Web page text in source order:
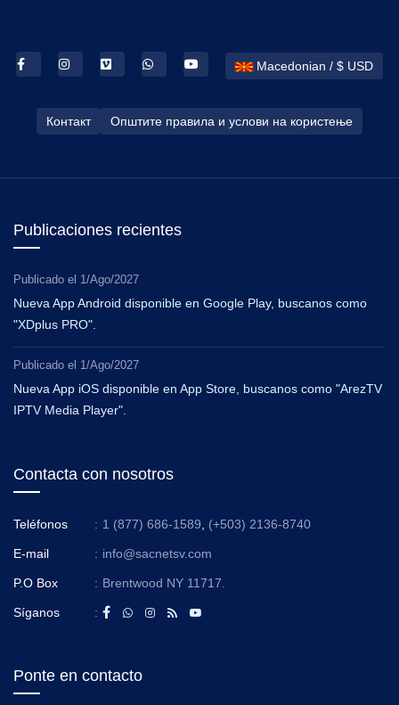
Macedonian / $ USD
Контакт Општите правила и услови на користење
Publicaciones recientes
Publicado el 1/Ago/2027
Nueva App Android disponible en Google Play, buscanos como
"XDplus PRO".
Publicado el 1/Ago/2027
Nueva App iOS disponible en App Store, buscanos como "ArezTV
IPTV Media Player".
Contacta con nosotros
Teléfonos : 1 (877) 686-1589 (+503) 2136-8740
E-mail : info@sacnetsv.com
P.O Box : Brentwood NY 11717.
Síganos :
Ponte en contacto